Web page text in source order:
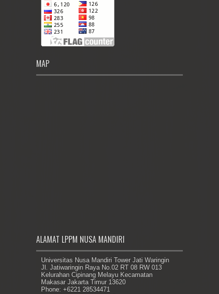
MAP
ALAMAT LPPM NUSA MANDIRI
Universitas Nusa Mandiri Tower Jati Waringin
Jl. Jatiwaringin Raya No.02 RT 08 RW 013
Kelurahan Cipinang Melayu Kecamatan
Makasar Jakarta Timur 13620
Phone: +6221 28534471